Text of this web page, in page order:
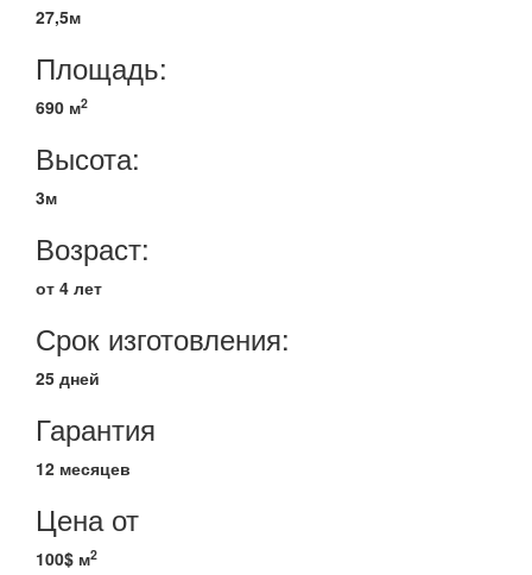
27,5м
Площадь:
690 м2
Высота:
3м
Возраст:
от 4 лет
Срок изготовления:
25 дней
Гарантия
12 месяцев
Цена от
100$ м2